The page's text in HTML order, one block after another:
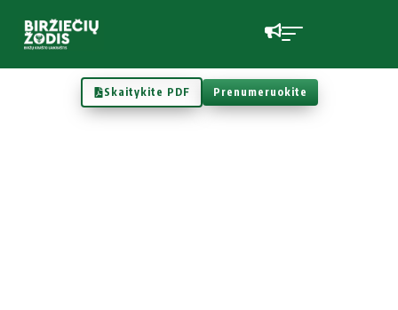
Skaitykite PDF Prenumeruokite